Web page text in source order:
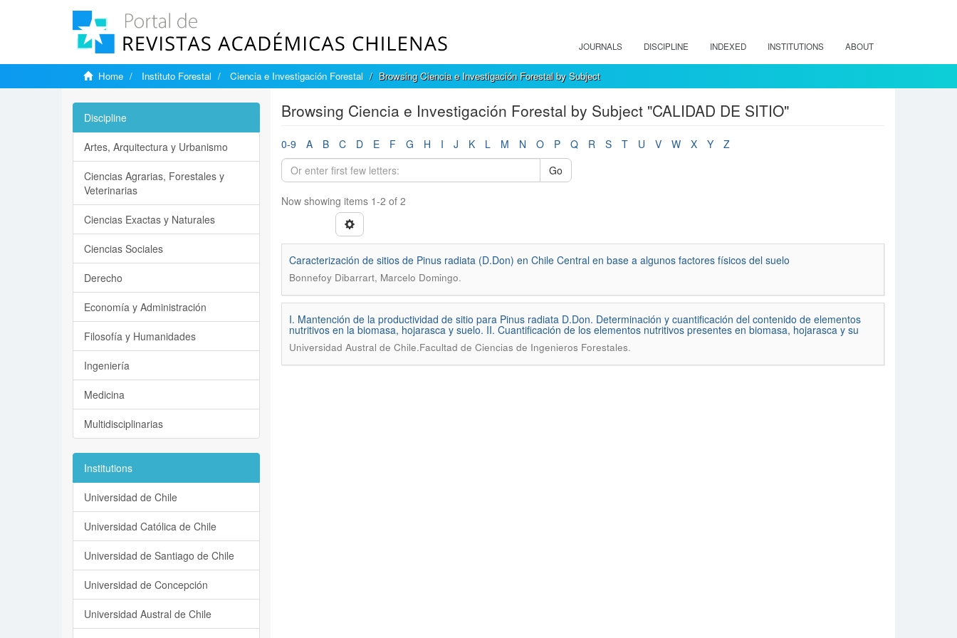
JOURNALS DISCIPLINE INDEXED INSTITUTIONS ABOUT
Home Instituto Forestal Ciencia e Investigación Forestal Browsing Ciencia e Investigación Forestal by Subject
Browsing Ciencia e Investigación Forestal by Subject "CALIDAD DE SITIO"
0-9 A B C D E F G H I J K L M N O P Q R S T U V W X Y
Z
Go
Now showing items 1-2 of 2
Caracterización de sitios de Pinus radiata (D.Don) en Chile Central en base a algunos factores físicos del suelo
Bonnefoy Dibarrart, Marcelo Domingo.
I. Mantención de la productividad de sitio para Pinus radiata D.Don. Determinación y cuantificación del contenido de elementos
nutritivos en la biomasa, hojarasca y suelo. II. Cuantificación de los elementos nutritivos presentes en biomasa, hojarasca y su
Universidad Austral de Chile.Facultad de Ciencias de Ingenieros Forestales.
Discipline
Artes, Arquitectura y Urbanismo
Ciencias Agrarias, Forestales y
Veterinarias
Ciencias Exactas y Naturales
Ciencias Sociales
Derecho
Economía y Administración
Filosofía y Humanidades
Ingeniería
Medicina
Multidisciplinarias
Institutions
Universidad de Chile
Universidad Católica de Chile
Universidad de Santiago de Chile
Universidad de Concepción
Universidad Austral de Chile